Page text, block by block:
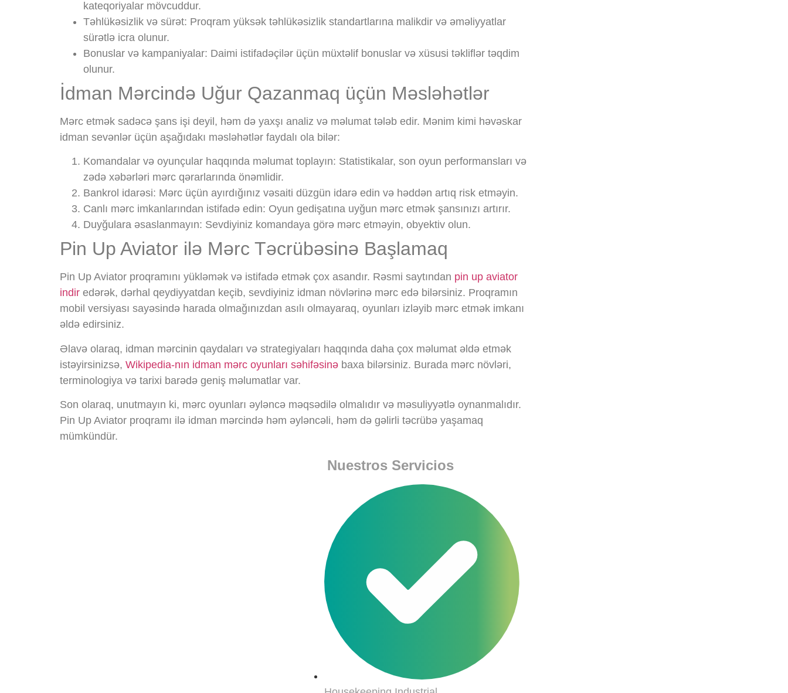
kateqoriyalar mövcuddur.
Təhlükəsizlik və sürət: Proqram yüksək təhlükəsizlik standartlarına malikdir və əməliyyatlar
sürətlə icra olunur.
Bonuslar və kampaniyalar: Daimi istifadəçilər üçün müxtəlif bonuslar və xüsusi təkliflər təqdim
olunur.
İdman Mərcində Uğur Qazanmaq üçün Məsləhətlər
Mərc etmək sadəcə şans işi deyil, həm də yaxşı analiz və məlumat tələb edir. Mənim kimi həvəskar
idman sevənlər üçün aşağıdakı məsləhətlər faydalı ola bilər:
Komandalar və oyunçular haqqında məlumat toplayın: Statistikalar, son oyun performansları və
zədə xəbərləri mərc qərarlarında önəmlidir.
Bankrol idarəsi: Mərc üçün ayırdığınız vəsaiti düzgün idarə edin və həddən artıq risk etməyin.
Canlı mərc imkanlarından istifadə edin: Oyun gedişatına uyğun mərc etmək şansınızı artırır.
Duyğulara əsaslanmayın: Sevdiyiniz komandaya görə mərc etməyin, obyektiv olun.
Pin Up Aviator ilə Mərc Təcrübəsinə Başlamaq
Pin Up Aviator proqramını yükləmək və istifadə etmək çox asandır. Rəsmi saytından pin up aviator
indir edərək, dərhal qeydiyyatdan keçib, sevdiyiniz idman növlərinə mərc edə bilərsiniz. Proqramın
mobil versiyası sayəsində harada olmağınızdan asılı olmayaraq, oyunları izləyib mərc etmək imkanı
əldə edirsiniz.
Əlavə olaraq, idman mərcinin qaydaları və strategiyaları haqqında daha çox məlumat əldə etmək
istəyirsinizsə, Wikipedia-nın idman mərc oyunları səhifəsinə baxa bilərsiniz. Burada mərc növləri,
terminologiya və tarixi barədə geniş məlumatlar var.
Son olaraq, unutmayın ki, mərc oyunları əyləncə məqsədilə olmalıdır və məsuliyyətlə oynanmalıdır.
Pin Up Aviator proqramı ilə idman mərcində həm əyləncəli, həm də gəlirli təcrübə yaşamaq
mümkündür.
Nuestros Servicios